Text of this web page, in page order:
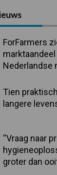
ForFarmers
Nederlandse
Tien
langere
“Vraag naar
groter dan